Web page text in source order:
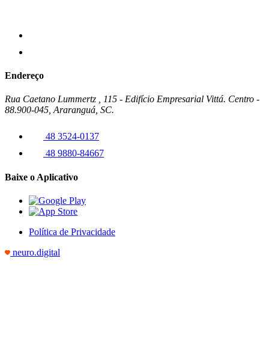
Endereço
Rua Caetano Lummertz , 115 - Edifício Empresarial Vittá. Centro -
88.900-045, Araranguá, SC.
48 3524-0137
48 9880-84667
Baixe o Aplicativo
Política de Privacidade
neuro.digital